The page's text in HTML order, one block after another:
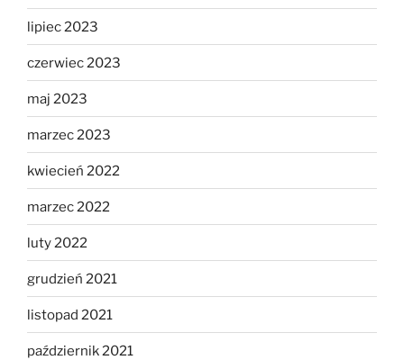
lipiec 2023
czerwiec 2023
maj 2023
marzec 2023
kwiecień 2022
marzec 2022
luty 2022
grudzień 2021
listopad 2021
październik 2021